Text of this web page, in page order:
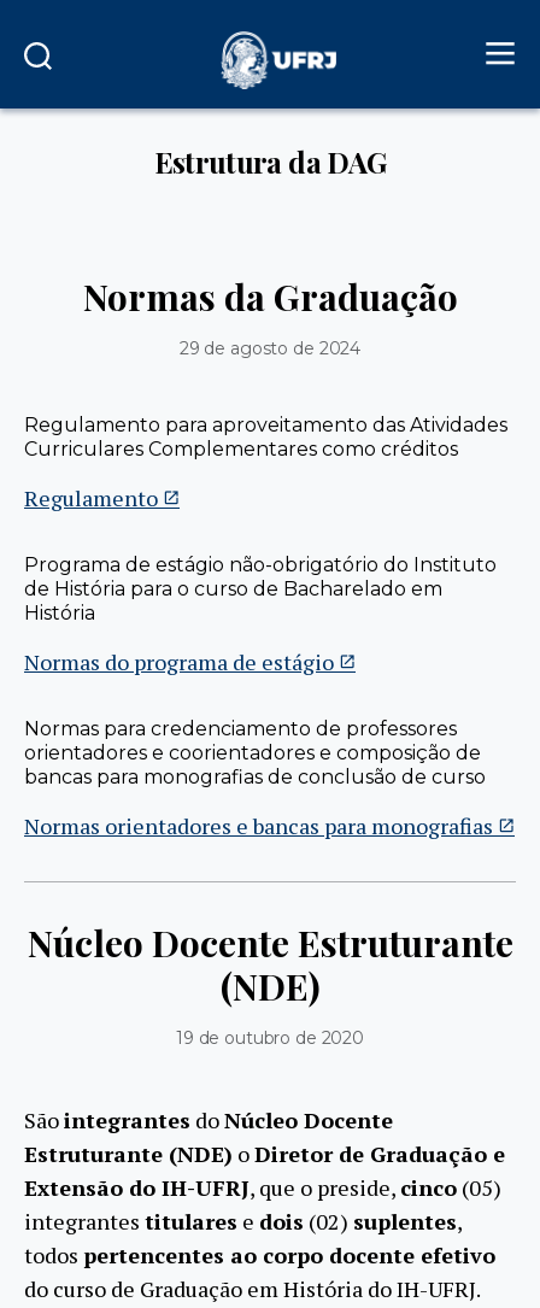
Estrutura da DAG
Normas da Graduação
29 de agosto de 2024
Regulamento para aproveitamento das Atividades
Curriculares Complementares como créditos
Regulamento
Programa de estágio não-obrigatório do Instituto
de História para o curso de Bacharelado em
História
Normas do programa de estágio
Normas para credenciamento de professores
orientadores e coorientadores e composição de
bancas para monografias de conclusão de curso
Normas orientadores e bancas para monografias
Núcleo Docente Estruturante
(NDE)
19 de outubro de 2020
Sãointegrantes doNúcleo Docente
Estruturante (NDE) oDiretor de Graduação e
Extensão do IH-UFRJ, que o preside, cinco (05)
integrantes titulares e dois (02) suplentes,
todos pertencentes ao corpo docente efetivo
do curso de Graduação em História do IH-UFRJ.